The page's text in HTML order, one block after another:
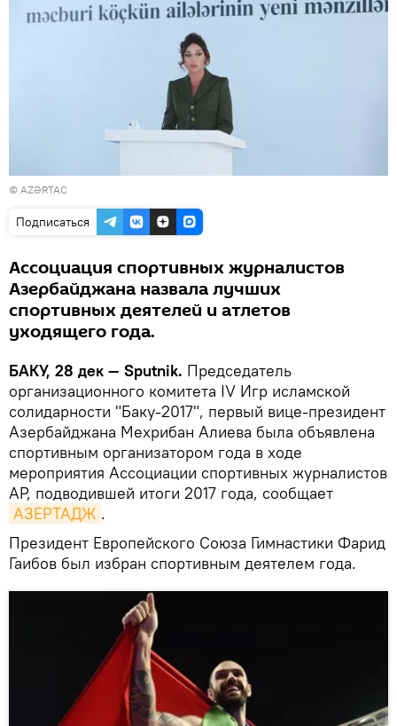
© AZƏRTAC
Подписаться
Ассоциация спортивных журналистов
Азербайджана назвала лучших
спортивных деятелей и атлетов
уходящего года.
БАКУ, 28 дек — Sputnik. Председатель
организационного комитета IV Игр исламской
солидарности "Баку-2017", первый вице-президент
Азербайджана Мехрибан Алиева была объявлена
спортивным организатором года в ходе
мероприятия Ассоциации спортивных журналистов
АР, подводившей итоги 2017 года, сообщает
АЗЕРТАДЖ .
Президент Европейского Союза Гимнастики Фарид
Гаибов был избран спортивным деятелем года.